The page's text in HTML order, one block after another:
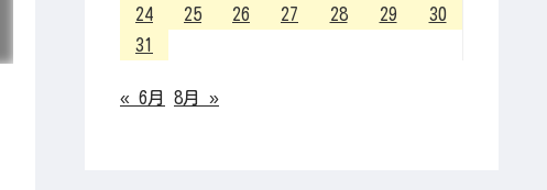
24
25 26 27 28 29
30
31
« 6月 8月 »